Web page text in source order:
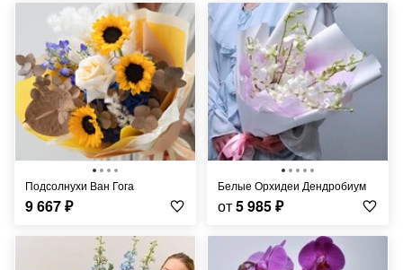
Подсолнухи Ван Гога
9 667₽
Белые Орхидеи Дендробиум
от5 985₽